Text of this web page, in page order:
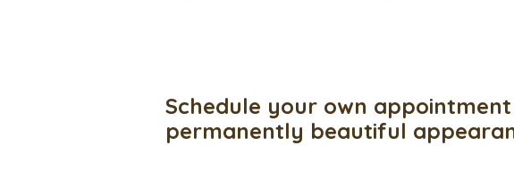
Schedule your own
permanently beautiful